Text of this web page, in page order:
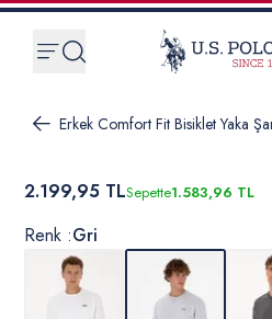
2.199,95 TLSepette1.583,96 TL
Renk :Gri